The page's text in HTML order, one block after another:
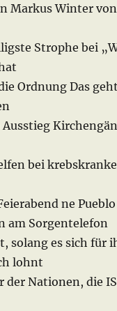
Markus Winter
Strophe bei
Ordnung Das
bei
ne
am Sorgentelefon
solang es sich für
lohnt
der Nationen, die